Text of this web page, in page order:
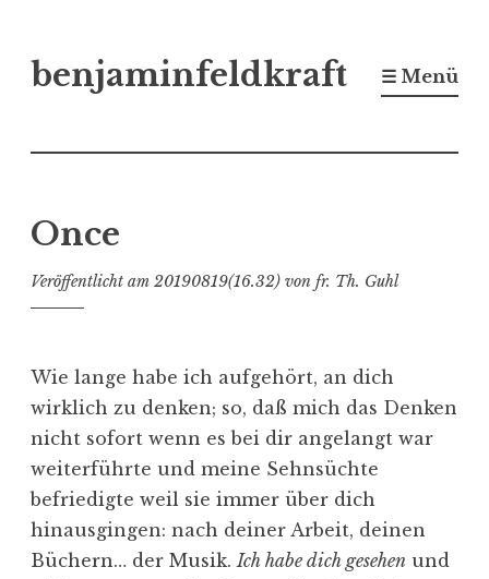
Inhalt
benjaminfeldkraft ☰ Menü
Once
Veröffentlicht am 20190819(16.32) von fr. Th. Guhl
Wie lange habe ich aufgehört, an dich
wirklich zu denken; so, daß mich das Denken
nicht sofort wenn es bei dir angelangt war
weiterführte und meine Sehnsüchte
befriedigte weil sie immer über dich
hinausgingen: nach deiner Arbeit, deinen
Büchern… der Musik.Ich habe dich gesehen und